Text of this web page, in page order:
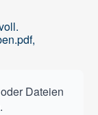
Dateien